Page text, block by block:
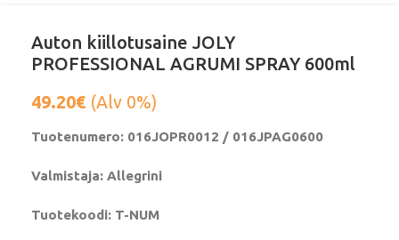
Auton kiillotusaine JOLY
PROFESSIONAL AGRUMI SPRAY 600ml
49.20€ (Alv 0%)
Tuotenumero: 016JOPR0012 / 016JPAG0600
Valmistaja: Allegrini
Tuotekoodi: T-NUM